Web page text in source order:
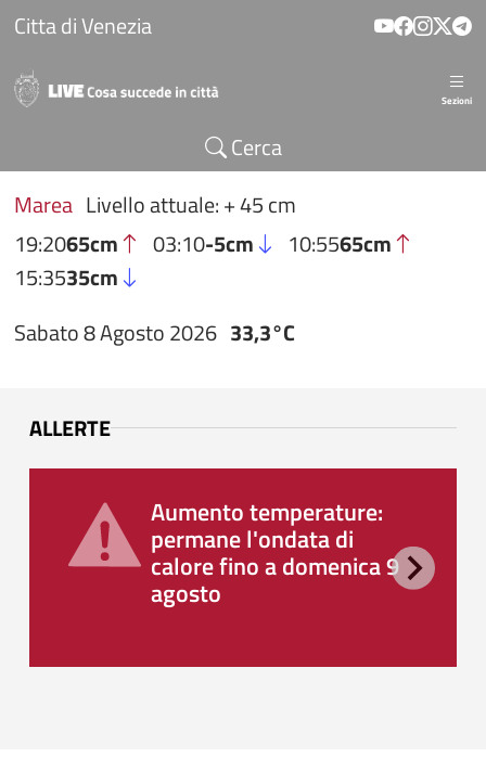
Salta al contenuto principale
Citta di Venezia
Sezioni
Cerca
Marea Livello attuale: + 45 cm
19:2065cm 03:10-5cm 10:5565cm
15:3535cm
Sabato 8 Agosto 2026 33,3°C
ALLERTE
Aumento temperature:
permane l'ondata di
calore fino a domenica 9
agosto